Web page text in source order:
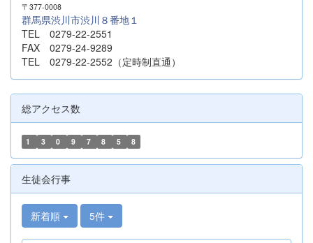
〒377-0008
群馬県渋川市渋川８番地１
TEL 0279-22-2551
FAX 0279-24-9289
TEL 0279-22-2552（定時制直通）
総アクセス数
1 3 0 9 7 8 5 8
生徒会行事
新着順 5件